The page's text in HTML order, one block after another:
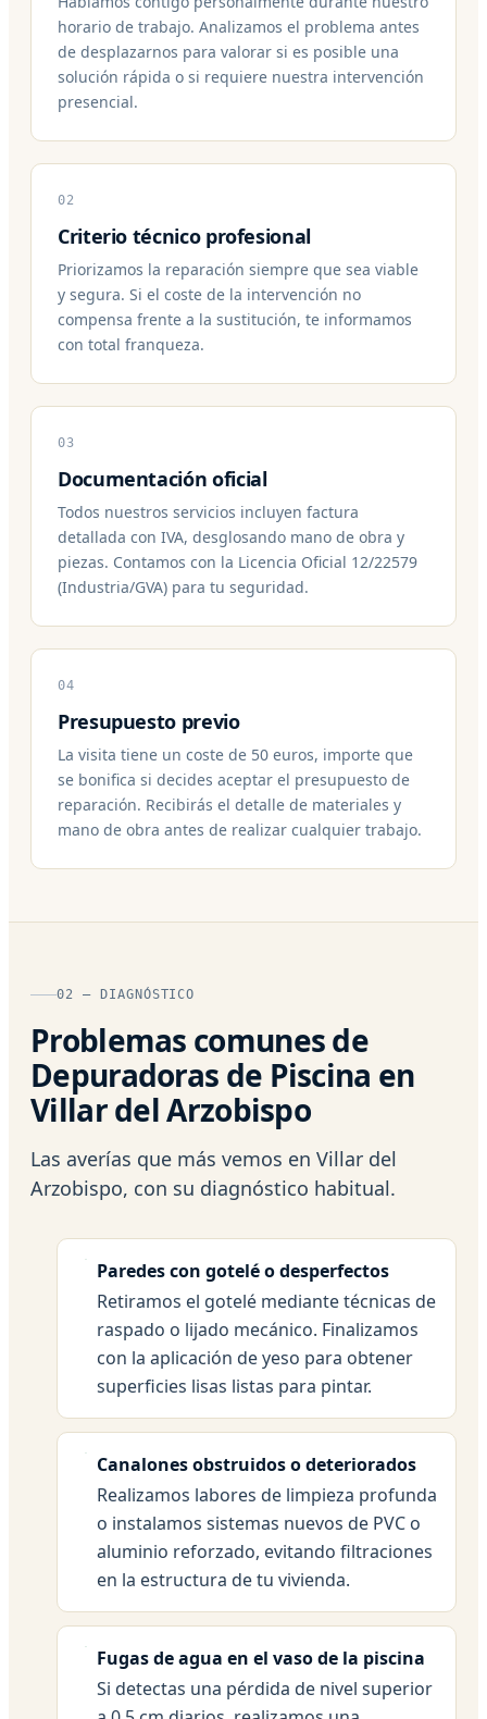
horario de trabajo. Analizamos el problema antes
de desplazarnos para valorar si es posible una
solución rápida o si requiere nuestra intervención
presencial.
02
Criterio técnico profesional
Priorizamos la reparación siempre que sea viable
y segura. Si el coste de la intervención no
compensa frente a la sustitución, te informamos
con total franqueza.
03
Documentación oficial
Todos nuestros servicios incluyen factura
detallada con IVA, desglosando mano de obra y
piezas. Contamos con la Licencia Oficial 12/22579
(Industria/GVA) para tu seguridad.
04
Presupuesto previo
La visita tiene un coste de 50 euros, importe que
se bonifica si decides aceptar el presupuesto de
reparación. Recibirás el detalle de materiales y
mano de obra antes de realizar cualquier trabajo.
02 — DIAGNÓSTICO
Problemas comunes de
Depuradoras de Piscina en
Villar del Arzobispo
Las averías que más vemos en Villar del
Arzobispo, con su diagnóstico habitual.
Paredes con gotelé o desperfectos
Retiramos el gotelé mediante técnicas de
raspado o lijado mecánico. Finalizamos
con la aplicación de yeso para obtener
superficies lisas listas para pintar.
Canalones obstruidos o deteriorados
Realizamos labores de limpieza profunda
o instalamos sistemas nuevos de PVC o
aluminio reforzado, evitando filtraciones
en la estructura de tu vivienda.
Fugas de agua en el vaso de la piscina
Si detectas una pérdida de nivel superior